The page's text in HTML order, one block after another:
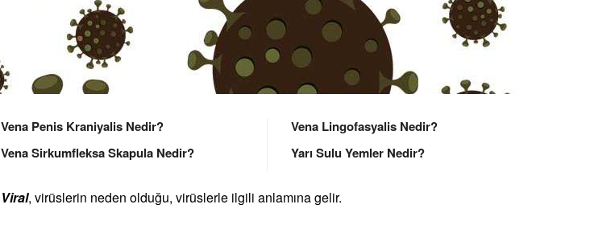
Vena Penis Kraniyalis Nedir?
Vena Sirkumfleksa Skapula Nedir?
Vena Lingofasyalis Nedir?
Yarı Sulu Yemler Nedir?
Viral, virüslerin neden olduğu, virüslerle ilgili anlamına gelir.